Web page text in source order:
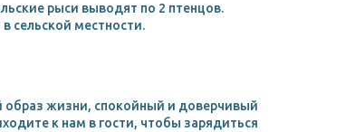
рыси выводят по 2 птенцов.
сельской местности.
образ жизни, спокойный и доверчивый
к нам в гости, чтобы зарядиться